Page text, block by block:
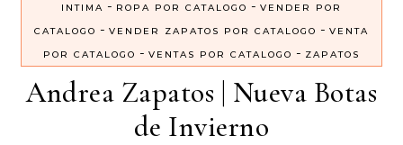
INTIMA - ROPA POR CATALOGO - VENDER POR
CATALOGO - VENDER ZAPATOS POR CATALOGO - VENTA
POR CATALOGO - VENTAS POR CATALOGO - ZAPATOS
Andrea Zapatos | Nueva Botas
de Invierno